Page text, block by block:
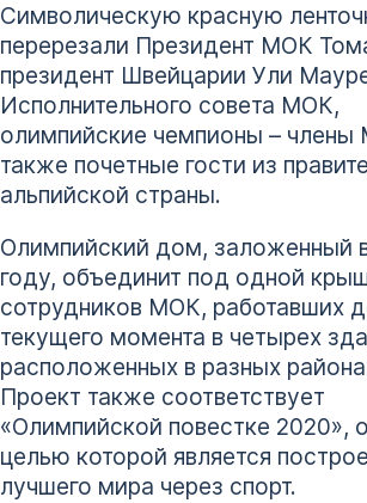
Символическую красную
перерезали Президент МОК
президент Швейцарии Ули
Исполнительного совета МОК,
олимпийские чемпионы –
также почетные гости из
альпийской страны.
Олимпийский дом, заложенный
году, объединит под одной
сотрудников МОК, работавших
текущего момента в четырех
расположенных в разных
Проект также соответствует
«Олимпийской повестке 2020»,
целью которой является
лучшего мира через спорт.